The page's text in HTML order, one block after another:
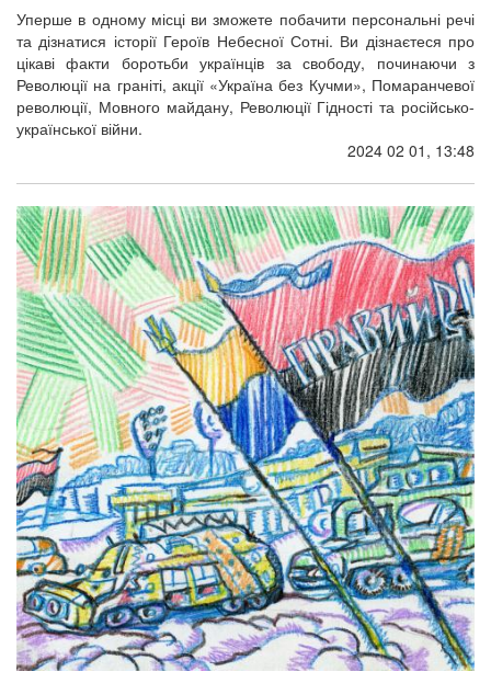
Уперше в одному місці ви зможете побачити персональні речі
та дізнатися історії Героїв Небесної Сотні. Ви дізнаєтеся про
цікаві факти боротьби українців за свободу, починаючи з
Революції на граніті, акції «Україна без Кучми», Помаранчевої
революції, Мовного майдану, Революції Гідності та російсько-
української війни.
2024 02 01, 13:48